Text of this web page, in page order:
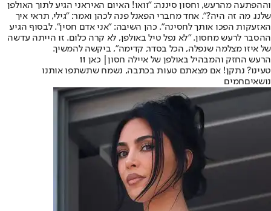
וההפתעה מהרעש, וחסון סיננה: "וואו! האיום האיראני הגיע לתוך האולפן
שלנו. מה זה היה?". אחד מחברי הפאנל פנה לכהן ואמר: "גילי, תראי איך
האזעקות הפכו אותך לחסינה". כהן השיבה: "אני אדם חסין". לבסוף הגיע
ההסבר לרעש מחסון. "לא נפל טיל באולפן, לא קרה כלום. זו הייתה עדשה
של איזו מצלמה שנפלה, הכל בסדר, קדימה", ביקשה להמשיך.
הרעש החזק והמבהיל באולפן של איילה חסון| כאן 11
טעינו? נתקן! אם מצאתם טעות בכתבה, נשמח שתשתפו אותנו
נושאיםחמים